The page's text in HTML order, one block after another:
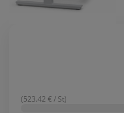
(523.42 € / St)